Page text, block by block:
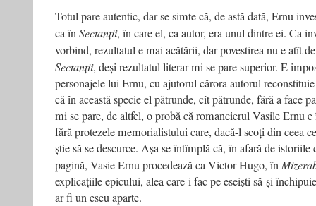
Totul pare autentic, dar se simte că, de astă dată, Ernu
ca înSectanții, în care el, ca autor, era unul dintre ei. Ca
vorbind, rezultatul e mai acătării, dar povestirea nu e atît
Sectanții, deși rezultatul literar mi se pare superior. E
personajele lui Ernu, cu ajutorul cărora autorul
că în această specie el pătrunde, cît pătrunde, fără a face
mi se pare, de altfel, o probă că romancierul Vasile Ernu e
fără protezele memorialistului care, dacă-l scoți din ceea
știe să se descurce. Așa se întîmplă că, în afară de
pagină, Vasie Ernu procedează ca Victor Hugo, în
explicațiile epicului, alea care-i fac pe eseiști să-și
ar fi un eseu aparte.